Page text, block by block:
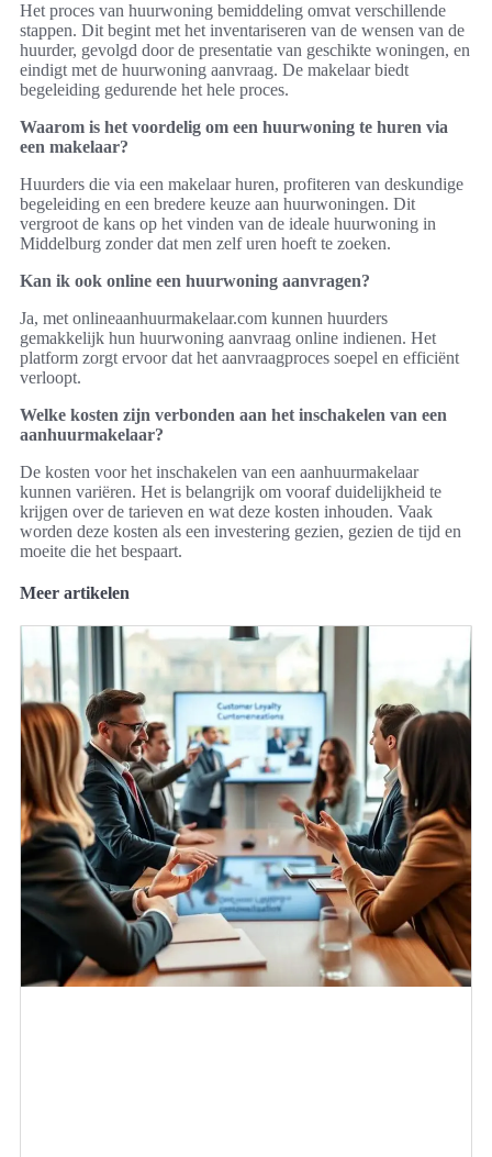
Het proces van huurwoning bemiddeling omvat verschillende
stappen. Dit begint met het inventariseren van de wensen van de
huurder, gevolgd door de presentatie van geschikte woningen, en
eindigt met de huurwoning aanvraag. De makelaar biedt
begeleiding gedurende het hele proces.
Waarom is het voordelig om een huurwoning te huren via
een makelaar?
Huurders die via een makelaar huren, profiteren van deskundige
begeleiding en een bredere keuze aan huurwoningen. Dit
vergroot de kans op het vinden van de ideale huurwoning in
Middelburg zonder dat men zelf uren hoeft te zoeken.
Kan ik ook online een huurwoning aanvragen?
Ja, met onlineaanhuurmakelaar.com kunnen huurders
gemakkelijk hun huurwoning aanvraag online indienen. Het
platform zorgt ervoor dat het aanvraagproces soepel en efficiënt
verloopt.
Welke kosten zijn verbonden aan het inschakelen van een
aanhuurmakelaar?
De kosten voor het inschakelen van een aanhuurmakelaar
kunnen variëren. Het is belangrijk om vooraf duidelijkheid te
krijgen over de tarieven en wat deze kosten inhouden. Vaak
worden deze kosten als een investering gezien, gezien de tijd en
moeite die het bespaart.
Meer artikelen